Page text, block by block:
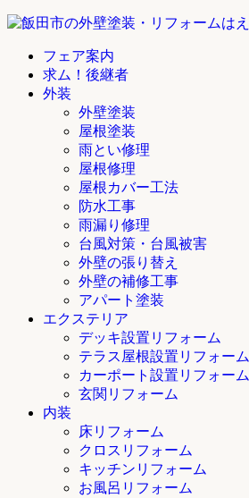
フェア案内
求ム！後継者
外装
外壁塗装
屋根塗装
雨とい修理
屋根修理
屋根カバー工法
防水工事
雨漏り修理
台風対策・台風被害
外壁の張り替え
外壁の補修工事
アパート塗装
エクステリア
デッキ設置リフォーム
テラス屋根設置リフォーム
カーポート設置リフォーム
玄関リフォーム
内装
床リフォーム
クロスリフォーム
キッチンリフォーム
お風呂リフォーム